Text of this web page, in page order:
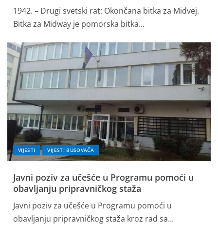
1942. – Drugi svetski rat: Okončana bitka za Midvej.
Bitka za Midway je pomorska bitka...
VIJESTI VIJESTI BUSOVAČA
Javni poziv za učešće u Programu pomoći u
obavljanju pripravničkog staža
Javni poziv za učešće u Programu pomoći u
obavljanju pripravničkog staža kroz rad sa...